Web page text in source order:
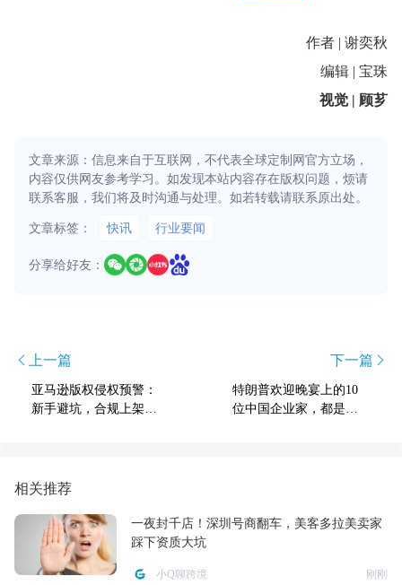
作者 | 谢奕秋
编辑 | 宝珠
视觉 | 顾芗
文章来源：信息来自于互联网，不代表全球定制网官方立场，
内容仅供网友参考学习。如发现本站内容存在版权问题，烦请
联系客服，我们将及时沟通与处理。如若转载请联系原出处。
文章标签： 快讯 行业要闻
分享给好友：
上一篇
亚马逊版权侵权预警：
新手避坑，合规上架不
下一篇
特朗普欢迎晚宴上的10
位中国企业家，都是什
相关推荐
一夜封千店！深圳号商翻车，美客多拉美卖家
踩下资质大坑
小Q聊跨境 刚刚